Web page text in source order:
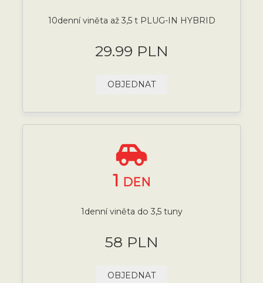
10denní viněta až 3,5 t PLUG-IN HYBRID
29.99 PLN
OBJEDNAT
1 DEN
1denní viněta do 3,5 tuny
58 PLN
OBJEDNAT